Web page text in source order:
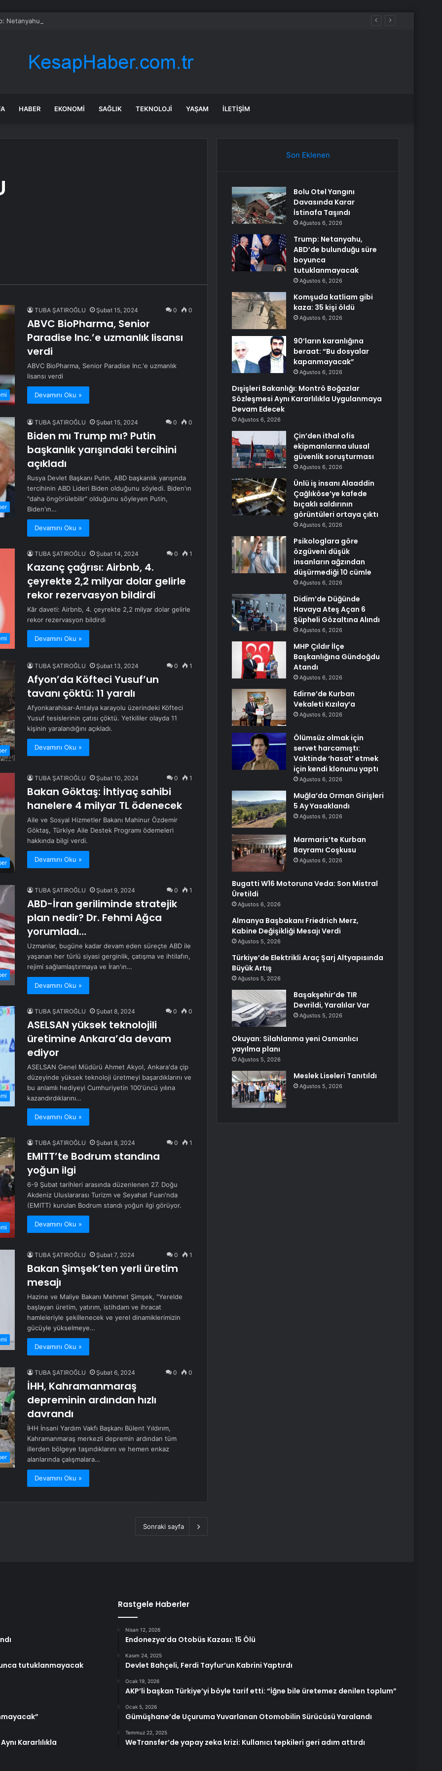
Netanyahu, ABD’de bulunduğu süre boyunca tutuklanmayacak
HABER EKONOMI SAĞLIK TEKNOLOJI YAŞAM İLETIŞIM
TUBA ŞATIROĞLU Şubat 15, 2024 0 0
ABVC BioPharma, Senior
Paradise Inc.’e uzmanlık lisansı
verdi
ABVC BioPharma, Senior Paradise Inc.'e uzmanlık
lisansı verdi
Devamını Oku »
TUBA ŞATIROĞLU Şubat 15, 2024 0 0
Biden mı Trump mı? Putin
başkanlık yarışındaki tercihini
açıkladı
Rusya Devlet Başkanı Putin, ABD başkanlık yarışında
tercihinin ABD Lideri Biden olduğunu söyledi. Biden'ın
"daha öngörülebilir" olduğunu söyleyen Putin,
Biden'ın…
Devamını Oku »
TUBA ŞATIROĞLU Şubat 14, 2024 0 1
Kazanç çağrısı: Airbnb, 4.
çeyrekte 2,2 milyar dolar gelirle
rekor rezervasyon bildirdi
Kâr daveti: Airbnb, 4. çeyrekte 2,2 milyar dolar gelirle
rekor rezervasyon bildirdi
Devamını Oku »
TUBA ŞATIROĞLU Şubat 13, 2024 0 1
Afyon’da Köfteci Yusuf’un
tavanı çöktü: 11 yaralı
Afyonkarahisar-Antalya karayolu üzerindeki Köfteci
Yusuf tesislerinin çatısı çöktü. Yetkililer olayda 11
kişinin yaralandığını açıkladı.
Devamını Oku »
TUBA ŞATIROĞLU Şubat 10, 2024 0 1
Bakan Göktaş: İhtiyaç sahibi
hanelere 4 milyar TL ödenecek
Aile ve Sosyal Hizmetler Bakanı Mahinur Özdemir
Göktaş, Türkiye Aile Destek Programı ödemeleri
hakkında bilgi verdi.
Devamını Oku »
TUBA ŞATIROĞLU Şubat 9, 2024 0 1
ABD-İran geriliminde stratejik
plan nedir? Dr. Fehmi Ağca
yorumladı…
Uzmanlar, bugüne kadar devam eden süreçte ABD ile
yaşanan her türlü siyasi gerginlik, çatışma ve ihtilafın,
rejimi sağlamlaştırmaya ve İran'ın…
Devamını Oku »
TUBA ŞATIROĞLU Şubat 8, 2024 0 0
ASELSAN yüksek teknolojili
üretimine Ankara’da devam
ediyor
ASELSAN Genel Müdürü Ahmet Akyol, Ankara'da çip
düzeyinde yüksek teknoloji üretmeyi başardıklarını ve
bu anlamlı hediyeyi Cumhuriyetin 100'üncü yılına
kazandırdıklarını…
Devamını Oku »
TUBA ŞATIROĞLU Şubat 8, 2024 0 1
EMITT’te Bodrum standına
yoğun ilgi
6-9 Şubat tarihleri ​​arasında düzenlenen 27. Doğu
Akdeniz Uluslararası Turizm ve Seyahat Fuarı'nda
(EMITT) kurulan Bodrum standı yoğun ilgi görüyor.
Devamını Oku »
TUBA ŞATIROĞLU Şubat 7, 2024 0 1
Bakan Şimşek’ten yerli üretim
mesajı
Hazine ve Maliye Bakanı Mehmet Şimşek, "Yerelde
başlayan üretim, yatırım, istihdam ve ihracat
hamleleriyle şekillenecek ve yerel dinamiklerimizin
gücüyle yükselmeye…
Devamını Oku »
TUBA ŞATIROĞLU Şubat 6, 2024 0 0
İHH, Kahramanmaraş
depreminin ardından hızlı
davrandı
İHH İnsani Yardım Vakfı Başkanı Bülent Yıldırım,
Kahramanmaraş merkezli depremin ardından tüm
illerden bölgeye taşındıklarını ve hemen enkaz
alanlarında çalışmalara…
Devamını Oku »
Sonraki sayfa
Son Eklenen
Bolu Otel Yangını
Davasında Karar
İstinafa Taşındı
Ağustos 6, 2026
Trump: Netanyahu,
ABD’de bulunduğu süre
boyunca
tutuklanmayacak
Ağustos 6, 2026
Komşuda katliam gibi
kaza: 35 kişi öldü
Ağustos 6, 2026
90’ların karanlığına
beraat: “Bu dosyalar
kapanmayacak”
Ağustos 6, 2026
Dışişleri Bakanlığı: Montrö Boğazlar
Sözleşmesi Aynı Kararlılıkla Uygulanmaya
Devam Edecek
Ağustos 6, 2026
Çin’den ithal ofis
ekipmanlarına ulusal
güvenlik soruşturması
Ağustos 6, 2026
Ünlü iş insanı Alaaddin
Çağlıköse’ye kafede
bıçaklı saldırının
görüntüleri ortaya çıktı
Ağustos 6, 2026
Psikologlara göre
özgüveni düşük
insanların ağzından
düşürmediği 10 cümle
Ağustos 6, 2026
Didim’de Düğünde
Havaya Ateş Açan 6
Şüpheli Gözaltına Alındı
Ağustos 6, 2026
MHP Çıldır İlçe
Başkanlığına Gündoğdu
Atandı
Ağustos 6, 2026
Edirne’de Kurban
Vekaleti Kızılay’a
Ağustos 6, 2026
Ölümsüz olmak için
servet harcamıştı:
Vaktinde ‘hasat’ etmek
için kendi klonunu yaptı
Ağustos 6, 2026
Muğla’da Orman Girişleri
5 Ay Yasaklandı
Ağustos 6, 2026
Marmaris’te Kurban
Bayramı Coşkusu
Ağustos 6, 2026
Bugatti W16 Motoruna Veda: Son Mistral
Üretildi
Ağustos 6, 2026
Almanya Başbakanı Friedrich Merz,
Kabine Değişikliği Mesajı Verdi
Ağustos 5, 2026
Türkiye’de Elektrikli Araç Şarj Altyapısında
Büyük Artış
Ağustos 5, 2026
Başakşehir’de TIR
Devrildi, Yaralılar Var
Ağustos 5, 2026
Okuyan: Silahlanma yeni Osmanlıcı
yayılma planı
Ağustos 5, 2026
Meslek Liseleri Tanıtıldı
Ağustos 5, 2026
tutuklanmayacak
Kararlılıkla
Rastgele Haberler
Nisan 12, 2026
Endonezya’da Otobüs Kazası: 15 Ölü
Kasım 24, 2025
Devlet Bahçeli, Ferdi Tayfur’un Kabrini Yaptırdı
Ocak 19, 2026
AKP’li başkan Türkiye’yi böyle tarif etti: “İğne bile üretemez denilen toplum”
Ocak 5, 2026
Gümüşhane’de Uçuruma Yuvarlanan Otomobilin Sürücüsü Yaralandı
Temmuz 22, 2025
WeTransfer’de yapay zeka krizi: Kullanıcı tepkileri geri adım attırdı